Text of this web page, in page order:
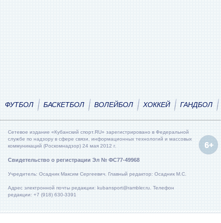
ФУТБОЛ БАСКЕТБОЛ ВОЛЕЙБОЛ ХОККЕЙ ГАНДБОЛ
Сетевое издание «Кубанский спорт.RU» зарегистрировано в Федеральной
службе по надзору в сфере связи, информационных технологий и массовых
коммуникаций (Роскомнадзор) 24 мая 2012 г.
Свидетельство о регистрации Эл № ФС77-49968
Учредитель: Осадник Максим Сергеевич. Главный редактор: Осадник М.С.
Адрес электронной почты редакции: kubansport@rambler.ru. Телефон
редакции: +7 (918) 630-3391